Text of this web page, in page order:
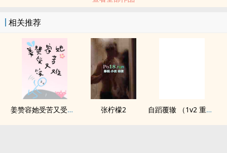
相关推荐
姜赞容她受苦又受难（NPH） 张柠檬2 自蹈覆辙 （1v2 重生）